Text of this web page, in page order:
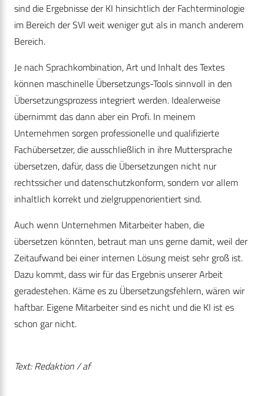
sind die Ergebnisse der KI hinsichtlich der Fachterminologie
im Bereich der SVI weit weniger gut als in manch anderem
Bereich.
Je nach Sprachkombination, Art und Inhalt des Textes
können maschinelle Übersetzungs-Tools sinnvoll in den
Übersetzungsprozess integriert werden. Idealerweise
übernimmt das dann aber ein Profi. In meinem
Unternehmen sorgen professionelle und qualifizierte
Fachübersetzer, die ausschließlich in ihre Muttersprache
übersetzen, dafür, dass die Übersetzungen nicht nur
rechtssicher und datenschutzkonform, sondern vor allem
inhaltlich korrekt und zielgruppenorientiert sind.
Auch wenn Unternehmen Mitarbeiter haben, die
übersetzen könnten, betraut man uns gerne damit, weil der
Zeitaufwand bei einer internen Lösung meist sehr groß ist.
Dazu kommt, dass wir für das Ergebnis unserer Arbeit
geradestehen. Käme es zu Übersetzungsfehlern, wären wir
haftbar. Eigene Mitarbeiter sind es nicht und die KI ist es
schon gar nicht.
Text: Redaktion / af